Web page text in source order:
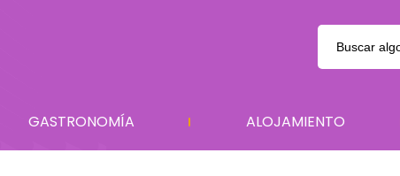
GASTRONOMÍA ALOJAMIENTO